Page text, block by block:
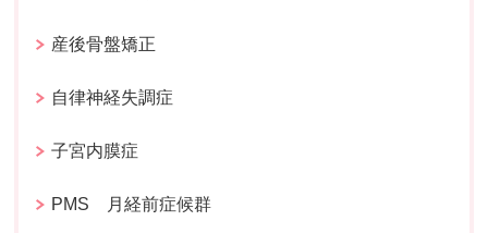
産後骨盤矯正
自律神経失調症
子宮内膜症
PMS 月経前症候群